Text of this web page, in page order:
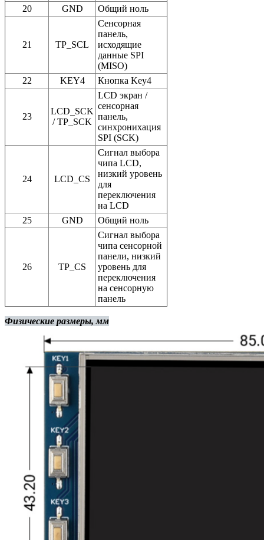
20
GND Общий ноль
21 TP_SCL
Cенсорная
панель,
исходящие
данные SPI
(MISO)
22
KEY4 Кнопка Key4
23
LCD_SCK
/ TP_SCK
LCD экран /
сенсорная
панель,
синхронихация
SPI (SCK)
24 LCD_CS
Сигнал выбора
чипа LCD,
низкий уровень
для
переключения
на LCD
25
GND Общий ноль
26 TP_CS
Сигнал выбора
чипа сенсорной
панели, низкий
уровень для
переключения
на сенсорную
панель
Физические размеры, мм